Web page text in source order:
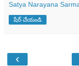
Satya Narayana
షేర్ చేయండి
‹